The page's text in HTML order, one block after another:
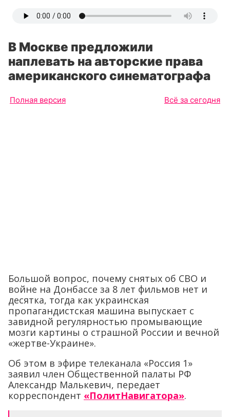
В Москве предложили
наплевать на авторские права
американского синематографа
Полная версия Всё за сегодня
Большой вопрос, почему снятых об СВО и
войне на Донбассе за 8 лет фильмов нет и
десятка, тогда как украинская
пропагандистская машина выпускает с
завидной регулярностью промывающие
мозги картины о страшной России и вечной
«жертве-Украине».
Об этом в эфире телеканала «Россия 1»
заявил член Общественной палаты РФ
Александр Малькевич, передает
корреспондент «ПолитНавигатора».